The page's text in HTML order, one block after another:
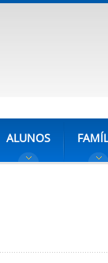
ALUNOS